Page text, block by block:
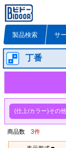
製品検索 サ
丁番
(仕上/カラー)その他
商品数 3件